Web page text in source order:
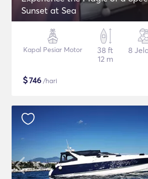
Sunset at Sea
Kapal Pesiar Motor
38 ft
12 m
8
$746 /hari